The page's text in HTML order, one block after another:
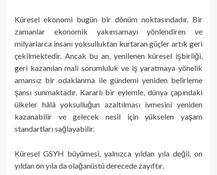
Küresel ekonomi bugün bir dönüm noktasındadır. Bir
zamanlar ekonomik yakınsamayı yönlendiren ve
milyarlarca insanı yoksulluktan kurtaran güçler artık geri
çekilmektedir. Ancak bu an, yenilenen küresel işbirliği,
geri kazanılan mali sorumluluk ve iş yaratmaya yönelik
amansız bir odaklanma ile gündemi yeniden belirleme
şansı sunmaktadır. Kararlı bir eylemle, dünya çapındaki
ülkeler hâlâ yoksulluğun azaltılması ivmesini yeniden
kazanabilir ve gelecek nesil için yükselen yaşam
standartları sağlayabilir.
Küresel GSYH büyümesi, yalnızca yıldan yıla değil, on
yıldan on yıla da olağanüstü derecede zayıftır.